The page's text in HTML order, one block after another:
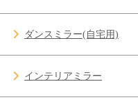
ダンスミラー(自宅用)
インテリアミラー